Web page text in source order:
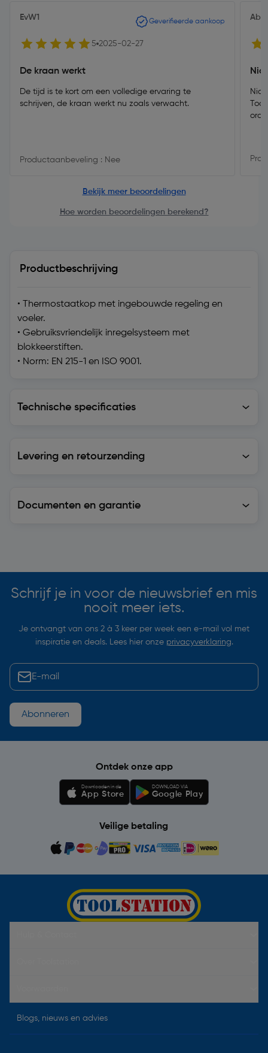
EvW1 Geverifieerde aankoop
5 2025-02-27
De kraan werkt
De tijd is te kort om een volledige ervaring te
schrijven, de kraan werkt nu zoals verwacht.
Productaanbeveling : Nee
Abhi
Bekijk meer beoordelingen
Hoe worden beoordelingen berekend?
Productbeschrijving
• Thermostaatkop met ingebouwde regeling en
voeler.
• Gebruiksvriendelijk inregelsysteem met
blokkeerstiften.
• Norm: EN 215-1 en ISO 9001.
Technische specificaties
Levering en retourzending
Documenten en garantie
Schrijf je in voor de nieuwsbrief en mis
nooit meer iets.
Je ontvangt van ons 2 à 3 keer per week een e-mail vol met
inspiratie en deals. Lees hier onze privacyverklaring.
Abonneren
Ontdek onze app
Downloaden in de
App Store
DOWNLOAD VIA
Google Play
Veilige betaling
Blogs, nieuws en advies